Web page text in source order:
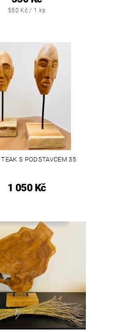
550 Kč / 1 ks
S PODSTAVCEM 35
1 050 Kč